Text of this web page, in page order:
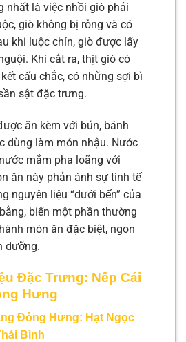
nhất là việc nhồi giò phải
giò không bị rỗng và có
khi luộc chín, giò được lấy
Khi cắt ra, thịt giò có
cấu chắc, có những sợi bì
sật đặc trưng.
ăn kèm với bún, bánh
dùng làm món nhậu. Nước
mắm pha loãng với
ăn này phản ánh sự tinh tế
nguyên liệu “dưới bến” của
biến một phần thường
món ăn đặc biệt, ngon
dưỡng.
Đặc Trưng: Nếp Cái
Hưng
Đông Hưng: Hạt Ngọc
Bình